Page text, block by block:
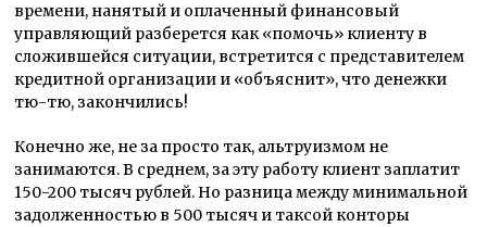
времени, нанятый и оплаченный финансовый
управляющий разберется как «помочь» клиенту в
сложившейся ситуации, встретится с представителем
кредитной организации и «объяснит», что денежки
тю-тю, закончились!
Конечно же, не за просто так, альтруизмом не
занимаются. В среднем, за эту работу клиент заплатит
150-200 тысяч рублей. Но разница между минимальной
задолженностью в 500 тысяч и таксой конторы